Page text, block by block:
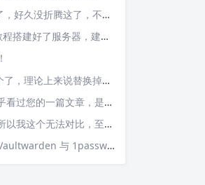
这了，不好意思哈，现在用的tailscale
planet文件后，加入了网络，服务器上看不到这个加入的客户端，这是为什么呢？
bejson，不过我没有试过不知道行不行。我现在是用ddns-go这款工具。动态解析域名，并且可以触发webhook给我发送邮件的
章，我想问的是，这个可以监控IPv6的变化并发送邮件嘛？因为我现在测试了，它只能发送IPv4的，请问如果要添加IPv6的变化，我该如何操作呢？谢谢您！
，至少Vaultwarden我用了一两年感觉还不错
个人一直在用付费版的 1password，但最近也想自建试试Vaultwarden，又担心用不惯。